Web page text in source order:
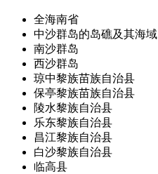
全海南省
中沙群岛的岛礁及其海域
南沙群岛
西沙群岛
琼中黎族苗族自治县
保亭黎族苗族自治县
陵水黎族自治县
乐东黎族自治县
昌江黎族自治县
白沙黎族自治县
临高县